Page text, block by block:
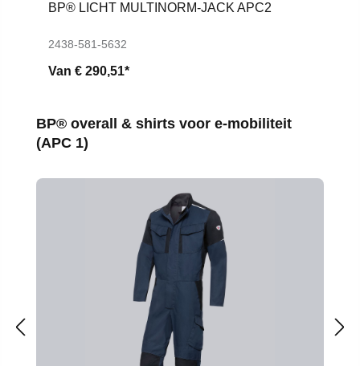
BP® LICHT MULTINORM-JACK APC2
2438-581-5632
Van € 290,51*
Productgalerij overslaan
BP® overall & shirts voor e-mobiliteit
(APC 1)